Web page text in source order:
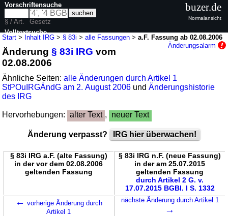
Start > Inhalt IRG > § 83i >alle Fassungen >a.F. Fassung ab 02.08.2006
Änderungsalarm
Änderung§ 83i IRG vom
02.08.2006
Ähnliche Seiten:alle Änderungen durch Artikel 1
StPOuIRGÄndG am 2. August 2006 undÄnderungshistorie
des IRG
Hervorhebungen: alter Text , neuer Text
Änderung verpasst? IRG hier überwachen!
§ 83i IRG a.F. (alte Fassung)
in der vor dem 02.08.2006
geltenden Fassung
§ 83i IRG n.F. (neue Fassung)
in der am 25.07.2015
geltenden Fassung
durch Artikel 2 G. v.
17.07.2015 BGBl. I S. 1332
← vorherige Änderung durch
Artikel 1
nächste Änderung durch Artikel 1
→
Vorschriftensuche
§ / Art.
Gesetz
Volltextsuche
nur in IRG
buzer.de
Normalansicht